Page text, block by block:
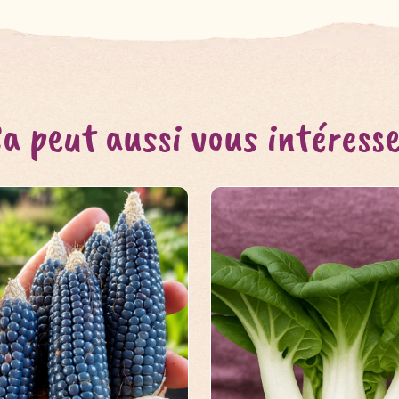
peut aussi vous